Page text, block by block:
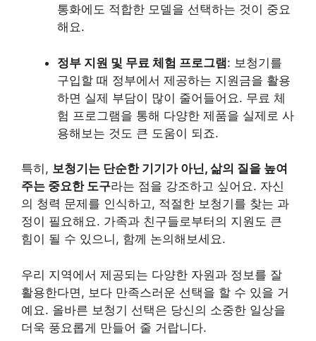
통화에도 적합한 모델을 선택하는 것이 중요
해요.
정부 지원 및 무료 체험 프로그램: 보청기를
구입할 때 정부에서 제공하는 지원금을 활용
하면 실제 부담이 많이 줄어들어요. 무료 체
험 프로그램을 통해 다양한 제품을 실제로 사
용해보는 것도 큰 도움이 되죠.
특히, 보청기는 단순한 기기가 아닌, 삶의 질을 높여
주는 중요한 도구라는 점을 강조하고 싶어요. 자신
의 청력 문제를 인식하고, 적절한 보청기를 찾는 과
정이 필요해요. 가족과 친구들로부터의 지원도 큰
힘이 될 수 있으니, 함께 논의해보세요.
우리 지역에서 제공되는 다양한 자원과 정보를 잘
활용한다면, 보다 만족스러운 선택을 할 수 있을 거
예요. 올바른 보청기 선택은 당신의 소중한 일상을
더욱 풍요롭게 만들어 줄 거랍니다.